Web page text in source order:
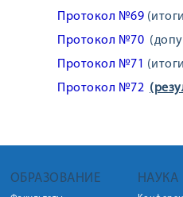
Протокол №69
Протокол №70
Протокол №71
Протокол №72
ОБРАЗОВАНИЕ НАУКА